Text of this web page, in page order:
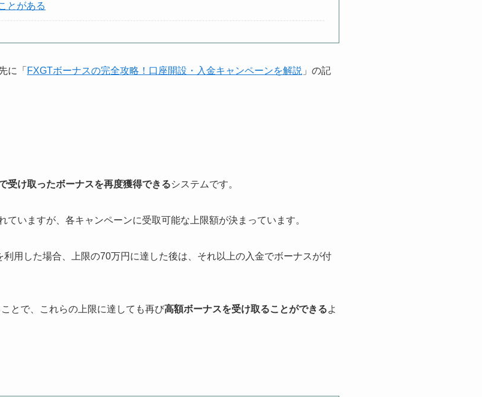
とがある
に「 FXGTボーナスの完全攻略！口座開設・入金キャンペーンを解説 」の記
受け取ったボーナスを再度獲得できるシステムです。
ていますが、各キャンペーンに受取可能な上限額が決まっています。
用した場合、上限の70万円に達した後は、それ以上の入金でボーナスが付
とで、これらの上限に達しても再び高額ボーナスを受け取ることができるよ